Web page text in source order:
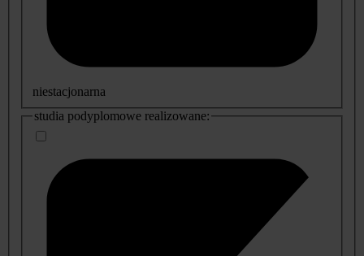
niestacjonarna
studia podyplomowe realizowane: